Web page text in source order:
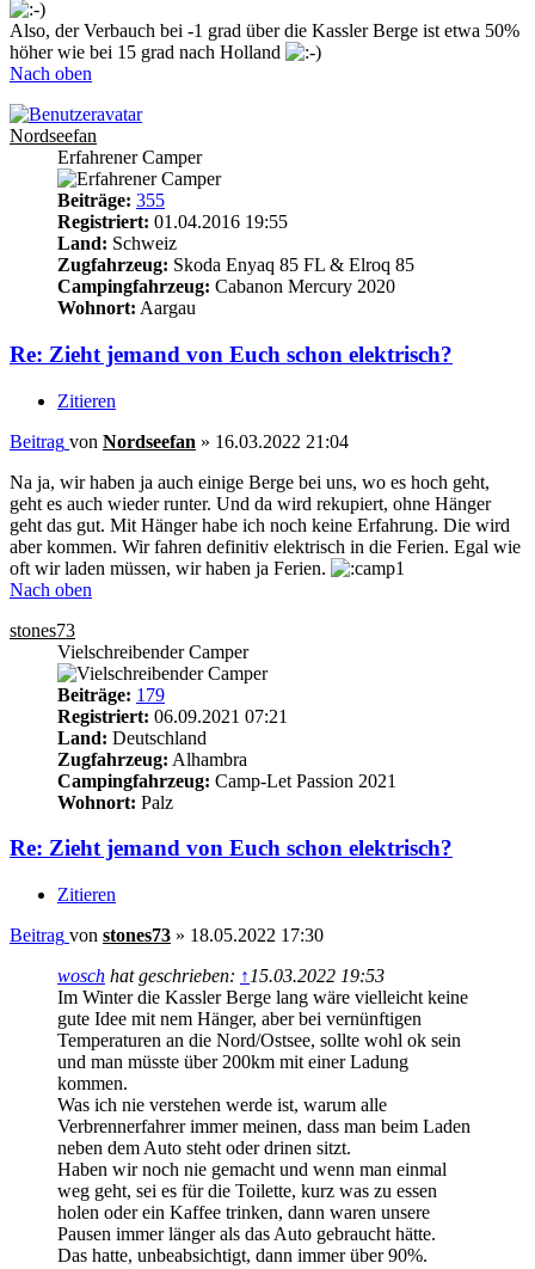
Also, der Verbauch bei -1 grad über die Kassler Berge ist etwa 50%
höher wie bei 15 grad nach Holland
Nach oben
Nordseefan
Erfahrener Camper
Beiträge: 355
Registriert: 01.04.2016 19:55
Land: Schweiz
Zugfahrzeug: Skoda Enyaq 85 FL & Elroq 85
Campingfahrzeug: Cabanon Mercury 2020
Wohnort: Aargau
Re: Zieht jemand von Euch schon elektrisch?
Zitieren
Beitrag von Nordseefan » 16.03.2022 21:04
Na ja, wir haben ja auch einige Berge bei uns, wo es hoch geht,
geht es auch wieder runter. Und da wird rekupiert, ohne Hänger
geht das gut. Mit Hänger habe ich noch keine Erfahrung. Die wird
aber kommen. Wir fahren definitiv elektrisch in die Ferien. Egal wie
oft wir laden müssen, wir haben ja Ferien.
Nach oben
stones73
Vielschreibender Camper
Beiträge: 179
Registriert: 06.09.2021 07:21
Land: Deutschland
Zugfahrzeug: Alhambra
Campingfahrzeug: Camp-Let Passion 2021
Wohnort: Palz
Re: Zieht jemand von Euch schon elektrisch?
Zitieren
Beitrag von stones73 » 18.05.2022 17:30
wosch hat geschrieben: ↑ 15.03.2022 19:53
Im Winter die Kassler Berge lang wäre vielleicht keine
gute Idee mit nem Hänger, aber bei vernünftigen
Temperaturen an die Nord/Ostsee, sollte wohl ok sein
und man müsste über 200km mit einer Ladung
kommen.
Was ich nie verstehen werde ist, warum alle
Verbrennerfahrer immer meinen, dass man beim Laden
neben dem Auto steht oder drinen sitzt.
Haben wir noch nie gemacht und wenn man einmal
weg geht, sei es für die Toilette, kurz was zu essen
holen oder ein Kaffee trinken, dann waren unsere
Pausen immer länger als das Auto gebraucht hätte.
Das hatte, unbeabsichtigt, dann immer über 90%.